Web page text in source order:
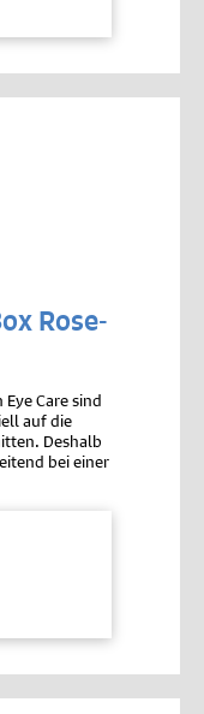
Rose-
Care sind
auf die
Deshalb
bei einer